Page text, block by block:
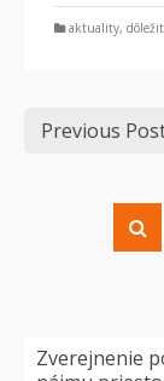
aktuality,
Previous
Zverejnenie